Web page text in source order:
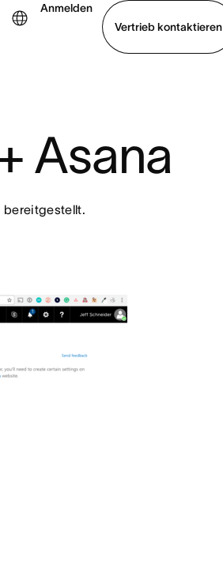
Anmelden
Vertrieb kontaktieren
Asana